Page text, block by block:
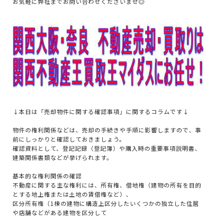
↓本日は「売却物件に関する確認事項」に関するコラムです↓
物件の権利関係などは、売却の手続きや手順に影響しますので、事
前にしっかりと確認しておきましょう。
確認資料として、登記記録（登記簿）や購入時の重要事項説明書、
建築関係書類などが挙げられます。
基本的な権利関係の確認
不動産に関する主な権利には、所有権、借地権（建物の所有を目的
とする地上権または土地の賃借権など）、
区分所有権（1棟の建物に構造上区分したいくつかの独立した住居
や店舗などがある建物を区分して